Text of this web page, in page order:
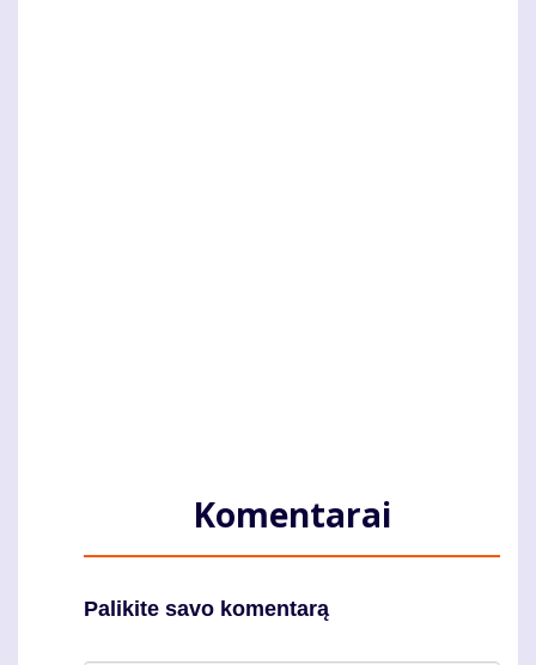
Komentarai
Palikite savo komentarą